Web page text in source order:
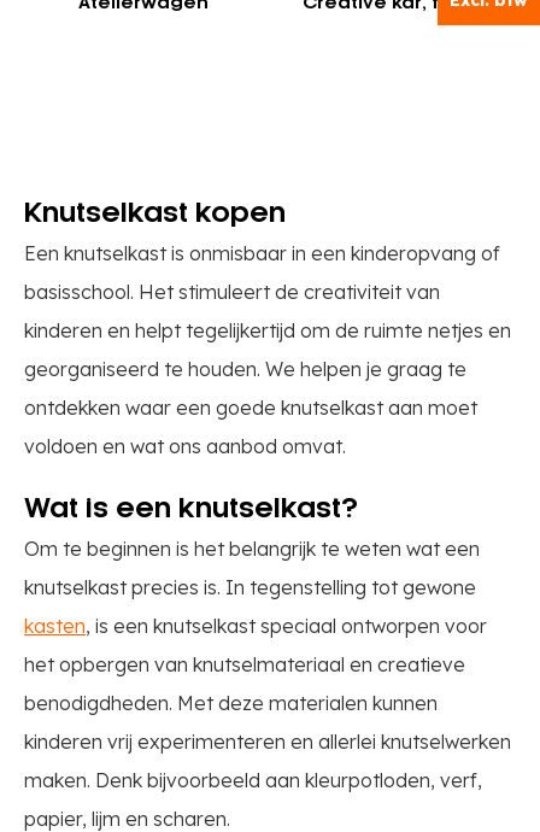
Knutselkast kopen
Een knutselkast is onmisbaar in een kinderopvang of
basisschool. Het stimuleert de creativiteit van
kinderen en helpt tegelijkertijd om de ruimte netjes en
georganiseerd te houden. We helpen je graag te
ontdekken waar een goede knutselkast aan moet
voldoen en wat ons aanbod omvat.
Wat is een knutselkast?
Om te beginnen is het belangrijk te weten wat een
knutselkast precies is. In tegenstelling tot gewone
kasten, is een knutselkast speciaal ontworpen voor
het opbergen van knutselmateriaal en creatieve
benodigdheden. Met deze materialen kunnen
kinderen vrij experimenteren en allerlei knutselwerken
maken. Denk bijvoorbeeld aan kleurpotloden, verf,
papier, lijm en scharen.